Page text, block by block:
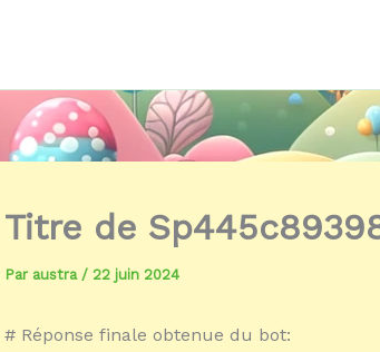
Titre de
Par austra / 22 juin 2024
# Réponse finale obtenue du bot: